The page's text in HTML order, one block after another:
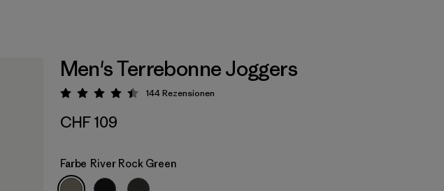
Men's Terrebonne Joggers
Bewertung: 4.5 / 5
144Rezensionen
CHF 109
Farbe River Rock Green